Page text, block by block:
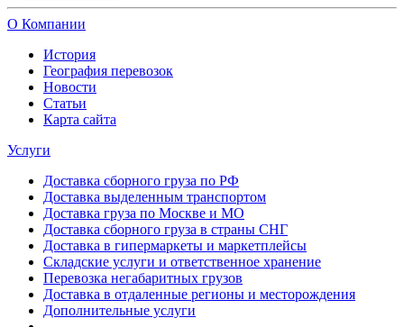
О Компании
История
География перевозок
Новости
Статьи
Карта сайта
Услуги
Доставка сборного груза по РФ
Доставка выделенным транспортом
Доставка груза по Москве и МО
Доставка сборного груза в страны СНГ
Доставка в гипермаркеты и маркетплейсы
Складские услуги и ответственное хранение
Перевозка негабаритных грузов
Доставка в отдаленные регионы и месторождения
Дополнительные услуги